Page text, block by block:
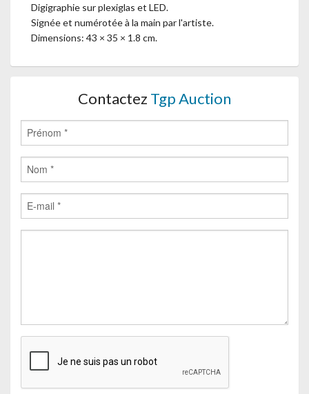
Digigraphie sur plexiglas et LED.
Signée et numérotée à la main par l'artiste.
Dimensions: 43 × 35 × 1.8 cm.
Contactez Tgp Auction